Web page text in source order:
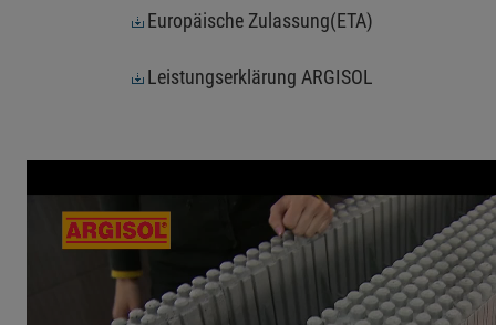
Europäische Zulassung(ETA)
Leistungserklärung ARGISOL